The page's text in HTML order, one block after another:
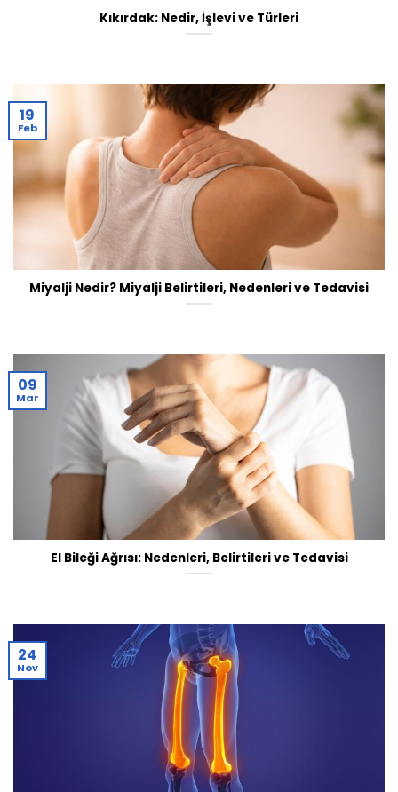
Kıkırdak: Nedir, İşlevi ve Türleri
Miyalji Nedir? Miyalji Belirtileri, Nedenleri ve Tedavisi
19
Feb
El Bileği Ağrısı: Nedenleri, Belirtileri ve Tedavisi
09
Mar
24
Nov